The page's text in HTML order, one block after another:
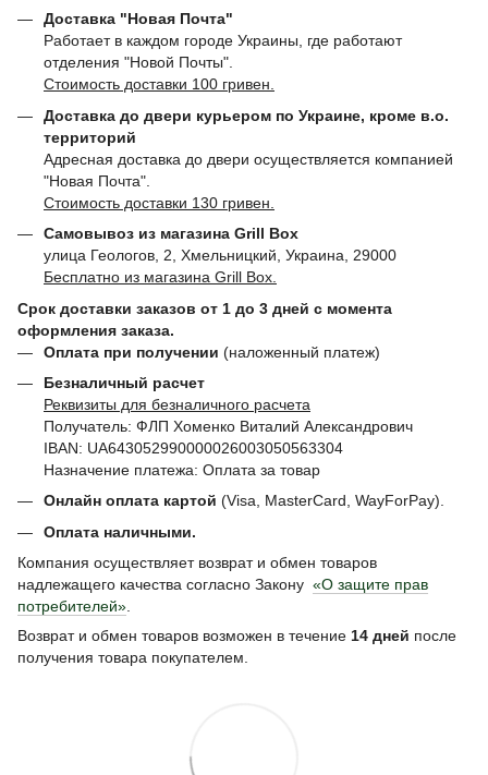
Доставка "Новая Почта"
Работает в каждом городе Украины, где работают
отделения "Новой Почты".
Стоимость доставки 100 гривен.
Доставка до двери курьером по Украине, кроме в.о.
территорий
Адресная доставка до двери осуществляется компанией
"Новая Почта".
Стоимость доставки 130 гривен.
Самовывоз из магазина Grill Box
улица Геологов, 2, Хмельницкий, Украина, 29000
Бесплатно из магазина Grill Box.
Срок доставки заказов от 1 до 3 дней с момента
оформления заказа.
Оплата при получении (наложенный платеж)
Безналичный расчет
Реквизиты для безналичного расчета
Получатель: ФЛП Хоменко Виталий Александрович
IBAN: UA643052990000026003050563304
Назначение платежа: Оплата за товар
Онлайн оплата картой (Visa, MasterCard, WayForPay).
Оплата наличными.
Компания осуществляет возврат и обмен товаров
надлежащего качества согласно Закону «О защите прав
потребителей»
Возврат и обмен товаров возможен в течение 14 дней после
получения товара покупателем.